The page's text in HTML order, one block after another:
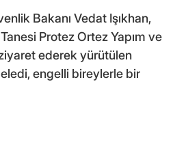
Bakanı Vedat Işıkhan,
Protez Ortez Yapım ve
ederek yürütülen
engelli bireylerle bir